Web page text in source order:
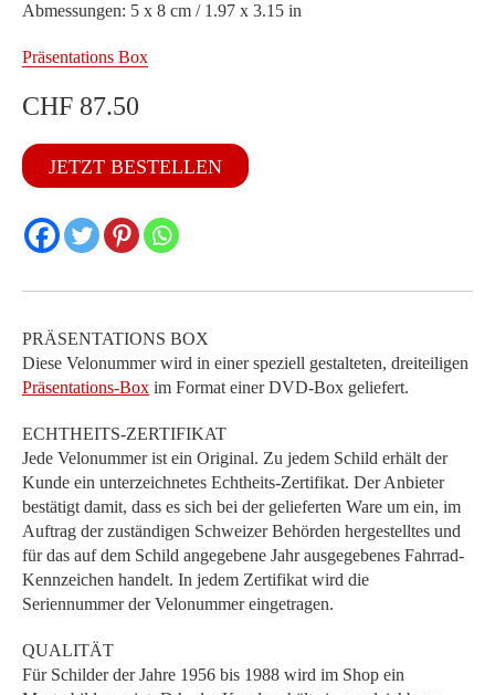
Abmessungen: 5 x 8 cm / 1.97 x 3.15 in
Präsentations Box
CHF 87.50
VD
1986
Menge
JETZT BESTELLEN
PRÄSENTATIONS BOX
Diese Velonummer wird in einer speziell gestalteten, dreiteiligen
Präsentations-Box im Format einer DVD-Box geliefert.
ECHTHEITS-ZERTIFIKAT
Jede Velonummer ist ein Original. Zu jedem Schild erhält der
Kunde ein unterzeichnetes Echtheits-Zertifikat. Der Anbieter
bestätigt damit, dass es sich bei der gelieferten Ware um ein, im
Auftrag der zuständigen Schweizer Behörden hergestelltes und
für das auf dem Schild angegebene Jahr ausgegebenes Fahrrad-
Kennzeichen handelt. In jedem Zertifikat wird die
Seriennummer der Velonummer eingetragen.
QUALITÄT
Für Schilder der Jahre 1956 bis 1988 wird im Shop ein